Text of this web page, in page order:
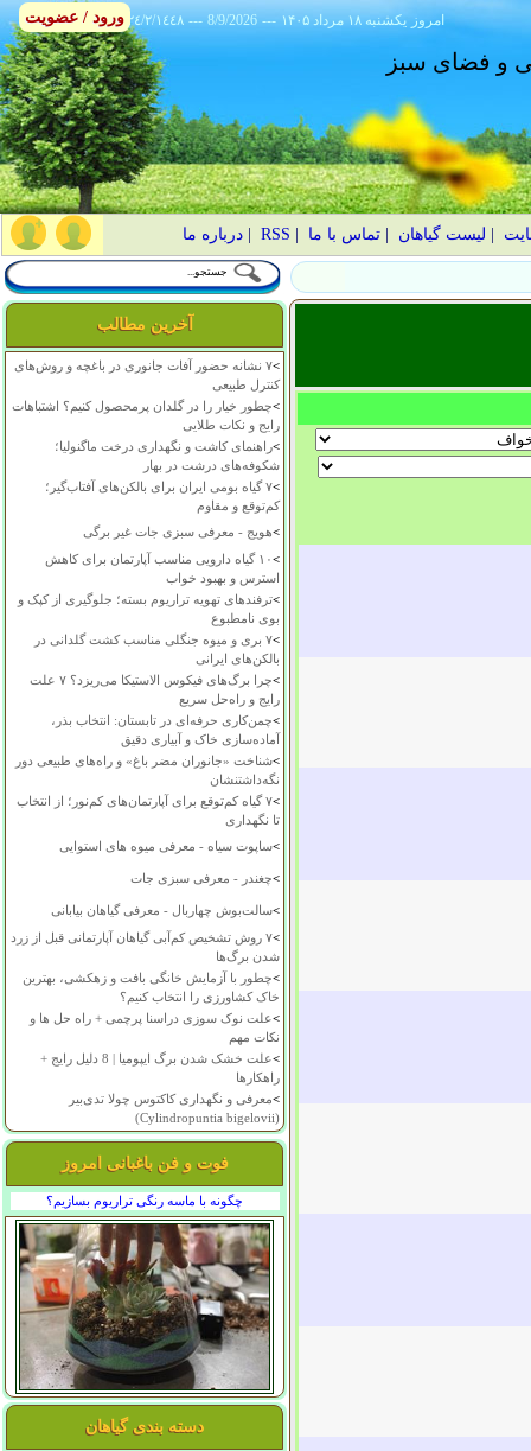
٢٤/٢/١٤٤٨ --- 8/9/2026 --- ۱۴۰۵ يکشنبه ۱۸ مرداد امروز
و فضای سبز
لیست گیاهان |تماس با ما RSS
|درباره ما
آخرین مطالب
>
۷ نشانه حضور آفات جانوری در باغچه و روش‌های
کنترل طبیعی
>چطور خیار را در گلدان پرمحصول کنیم؟ اشتباهات
رایج و نکات طلایی
>راهنمای کاشت و نگهداری درخت ماگنولیا؛
شکوفه‌های درشت در بهار
>
۷ گیاه بومی ایران برای بالکن‌های آفتاب‌گیر؛
کم‌توقع و مقاوم
>هویج - معرفی سبزی جات غیر برگی
>
۱۰ گیاه دارویی مناسب آپارتمان برای کاهش
استرس و بهبود خواب
>ترفندهای تهویه تراریوم بسته؛ جلوگیری از کپک و
بوی نامطبوع
>
۷ بری و میوه جنگلی مناسب کشت گلدانی در
بالکن‌های ایرانی
>
چرا برگ‌های فیکوس الاستیکا می‌ریزد؟ ۷ علت
رایج و راه‌حل سریع
>چمن‌کاری حرفه‌ای در تابستان: انتخاب بذر،
آماده‌سازی خاک و آبیاری دقیق
>شناخت «جانوران مضر باغ» و راه‌های طبیعی دور
نگه‌داشتنشان
>
۷ گیاه کم‌توقع برای آپارتمان‌های کم‌نور؛ از انتخاب
تا نگهداری
>ساپوت سیاه - معرفی میوه های استوایی
>چغندر - معرفی سبزی جات
>سالت‌بوش چهاربال - معرفی گیاهان بیابانی
>
۷ روش تشخیص کم‌آبی گیاهان آپارتمانی قبل از زرد
شدن برگ‌ها
>چطور با آزمایش خانگی بافت و زهکشی، بهترین
خاک کشاورزی را انتخاب کنیم؟
>علت نوک سوزی دراسنا پرچمی + راه حل ها و
نکات مهم
>
علت خشک شدن برگ ایپومیا | 8 دلیل رایج +
راهکارها
>معرفی و نگهداری کاکتوس چولا تدی‌بیر
(Cylindropuntia bigelovii)
فوت و فن باغبانی امروز
چگونه با ماسه رنگی تراریوم بسازیم؟
دسته بندی گیاهان
ورود / عضویت